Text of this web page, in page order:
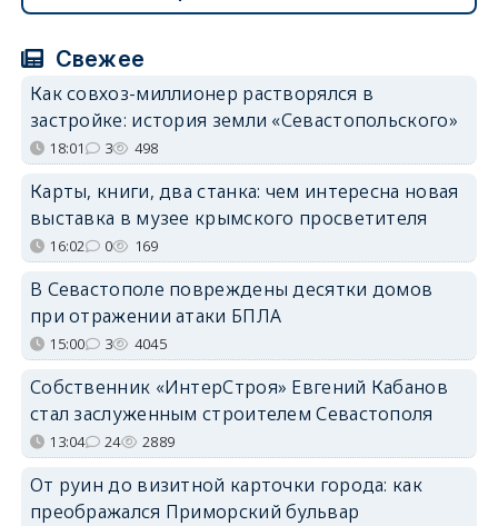
Свежее
Как совхоз-миллионер растворялся в
застройке: история земли «Севастопольского»
18:01 3 498
Карты, книги, два станка: чем интересна новая
выставка в музее крымского просветителя
16:02 0 169
В Севастополе повреждены десятки домов
при отражении атаки БПЛА
15:00 3 4045
Собственник «ИнтерСтроя» Евгений Кабанов
стал заслуженным строителем Севастополя
13:04 24 2889
От руин до визитной карточки города: как
преображался Приморский бульвар